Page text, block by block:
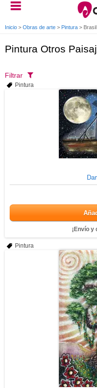
Inicio > Obras de arte > Pintura > Brasil
Pintura Otros
Filtrar
Pintura
¡Envío
Pintura